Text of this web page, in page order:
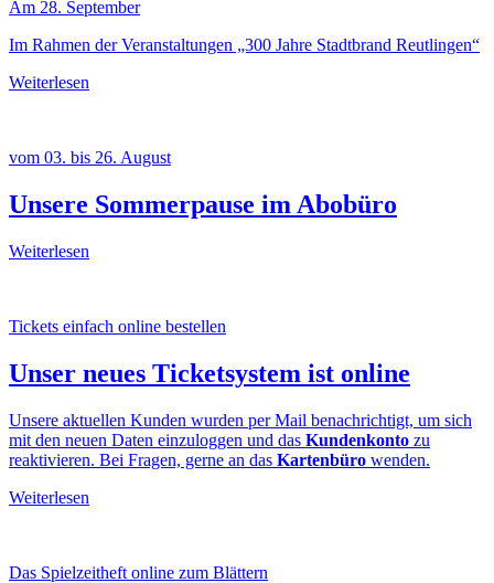
Am 28. September
Im Rahmen der Veranstaltungen „300 Jahre Stadtbrand Reutlingen“
Weiterlesen
vom 03. bis 26. August
Unsere Sommerpause im Abobüro
Weiterlesen
Tickets einfach online bestellen
Unser neues Ticketsystem ist online
Unsere aktuellen Kunden wurden per Mail benachrichtigt, um sich
mit den neuen Daten einzuloggen und das Kundenkonto zu
reaktivieren. Bei Fragen, gerne an das Kartenbüro wenden.
Weiterlesen
Das Spielzeitheft online zum Blättern